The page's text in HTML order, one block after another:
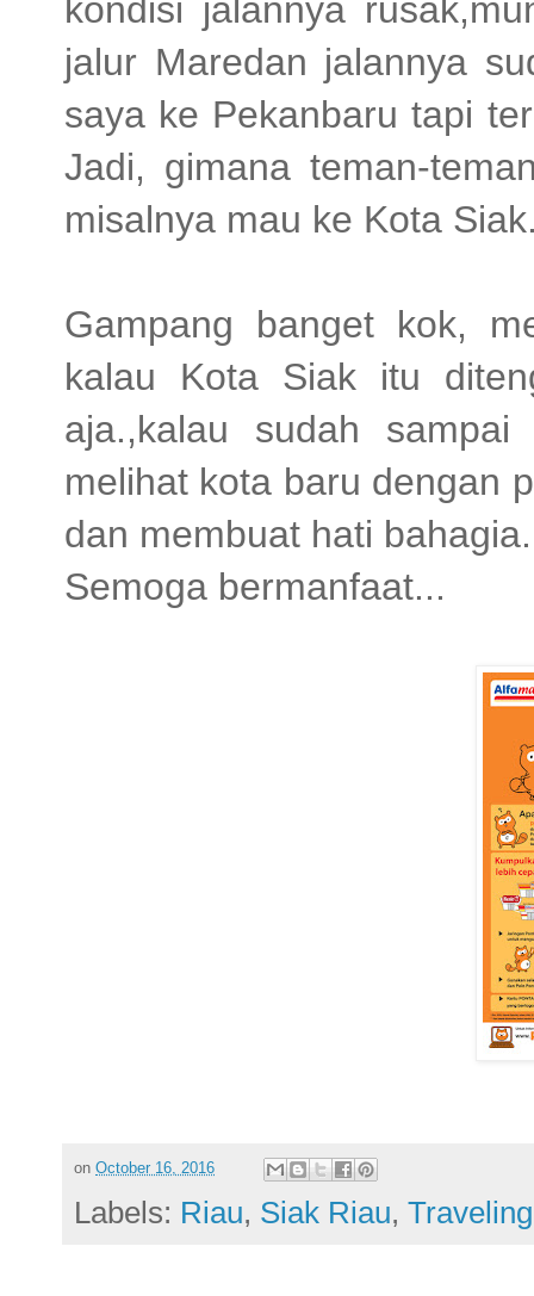
kondisi jalannya
jalur Maredan jalannya
saya ke Pekanbaru tapi
Jadi, gimana teman-
misalnya mau ke Kota
Gampang banget kok,
kalau Kota Siak itu
aja.,kalau sudah
melihat kota baru dengan
dan membuat hati bahagia.
Semoga bermanfaat...
on October 16, 2016
Labels: Riau, Siak Riau, Traveling